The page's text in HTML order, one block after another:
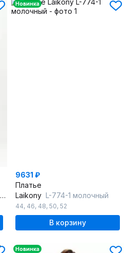
Новинка
9631 ₽
Платье
Laikony L-774-1 молочный
44, 46, 48, 50, 52
В корзину
Новинка